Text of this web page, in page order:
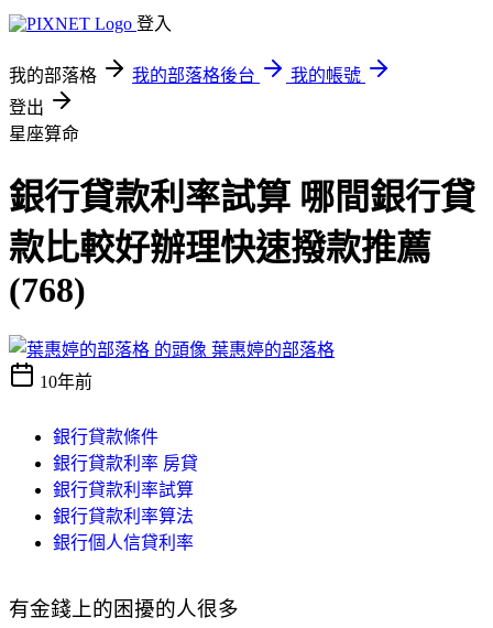
登入
我的部落格 我的部落格後台
我的帳號
登出
星座算命
銀行貸款利率試算 哪間銀行貸
款比較好辦理快速撥款推薦
(768)
葉惠婷的部落格
10年前
銀行貸款條件
銀行貸款利率 房貸
銀行貸款利率試算
銀行貸款利率算法
銀行個人信貸利率
有金錢上的困擾的人很多